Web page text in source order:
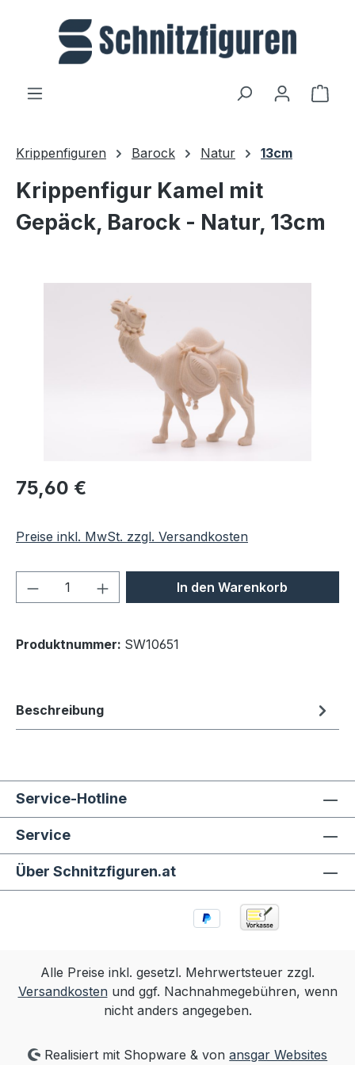
Zum Hauptinhalt springen
Krippenfiguren Barock Natur 13cm
Krippenfigur Kamel mit
Gepäck, Barock - Natur, 13cm
Regulärer Preis:
75,60 €
Preise inkl. MwSt. zzgl. Versandkosten
Produkt Anzahl: Gib denIn den Warenkorb
Produktnummer: SW10651
Beschreibung
Service-Hotline
Service
Über Schnitzfiguren.at
Alle Preise inkl. gesetzl. Mehrwertsteuer zzgl.
Versandkostenund ggf. Nachnahmegebühren, wenn
nicht anders angegeben.
Realisiert mit Shopware & vonansgar Websites